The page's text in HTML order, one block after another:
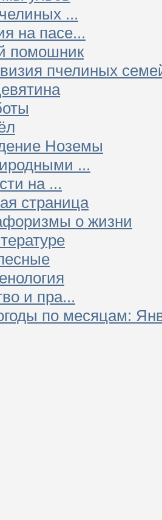
...
на пасе...
помошник
пчелиных
Ноземы
...
на ...
страница
о жизни
и пра...
по месяцам: